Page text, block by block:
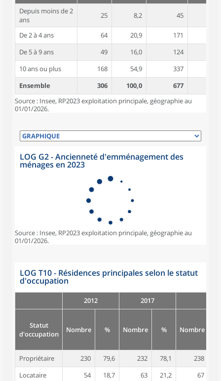
Depuis moins de 2
ans
25 8,2 45
De 2 à 4 ans 64 20,9 171
De 5 à 9 ans
49 16,0 124
10 ans ou plus
168 54,9 337
Ensemble
306 100,0 677
Source : Insee, RP2023 exploitation principale, géographie au
01/01/2026.
LOG G2 - Ancienneté d'emménagement des
ménages en 2023
Source : Insee, RP2023 exploitation principale, géographie au
01/01/2026.
LOG T10 - Résidences principales selon le statut
d'occupation
2012 2017
Statut
d'occupation
Nombre % Nombre % Nombre
Propriétaire 230 79,6 232 78,1 238
Locataire
54 18,7 63 21,2 67